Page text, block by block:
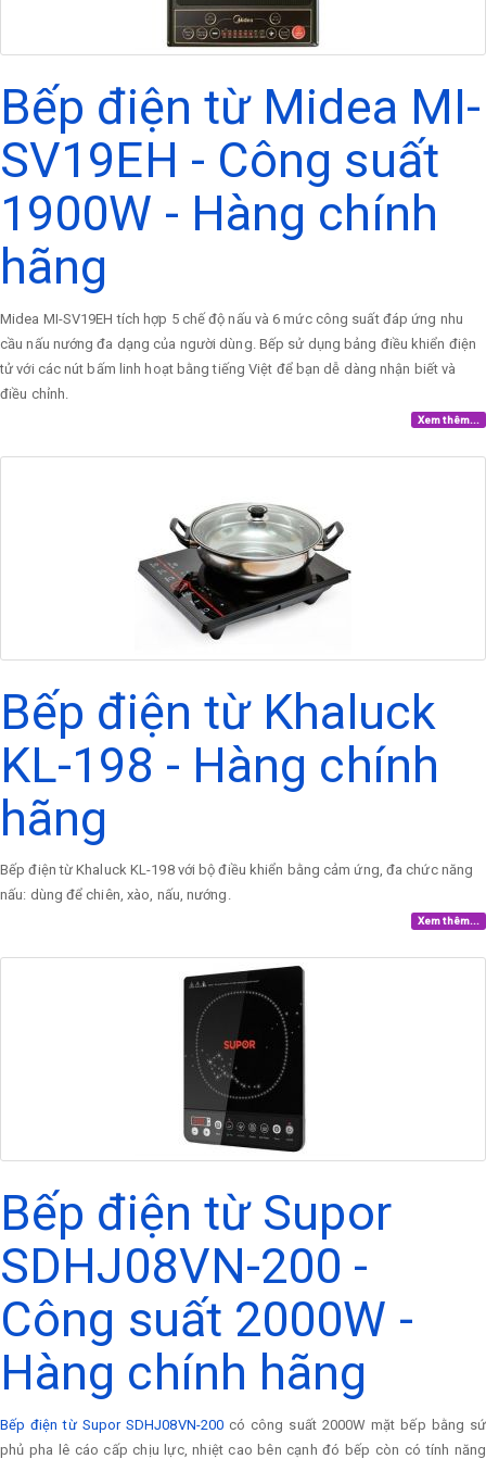
Bếp điện từ Midea MI-
SV19EH - Công suất
1900W - Hàng chính
hãng
Midea MI-SV19EH tích hợp 5 chế độ nấu và 6 mức công suất đáp ứng nhu
cầu nấu nướng đa dạng của người dùng. Bếp sử dụng bảng điều khiển điện
tử với các nút bấm linh hoạt bằng tiếng Việt để bạn dễ dàng nhận biết và
điều chỉnh.
Xem thêm...
Bếp điện từ Khaluck
KL-198 - Hàng chính
hãng
Bếp điện từ Khaluck KL-198 với bộ điều khiển bằng cảm ứng, đa chức năng
nấu: dùng để chiên, xào, nấu, nướng.
Xem thêm...
Bếp điện từ Supor
SDHJ08VN-200 -
Công suất 2000W -
Hàng chính hãng
Bếp điện từ Supor SDHJ08VN-200 có công suất 2000W mặt bếp bằng sứ
phủ pha lê cáo cấp chịu lực, nhiệt cao bên cạnh đó bếp còn có tính năng